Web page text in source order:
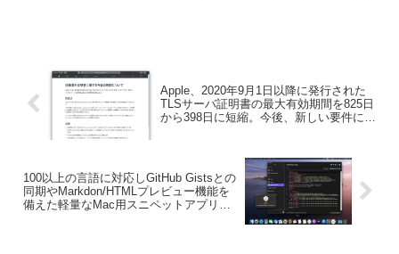
Apple、2020年9月1日以降に発行された
TLSサーバ証明書の最大有効期間を825日
から398日に短縮。今後、新しい要件に違
100以上の言語に対応しGitHub Gistsとの
同期やMarkdon/HTMLプレビュー機能を
備えた軽量なMac用スニペットアプリ